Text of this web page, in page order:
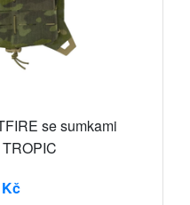
se sumkami